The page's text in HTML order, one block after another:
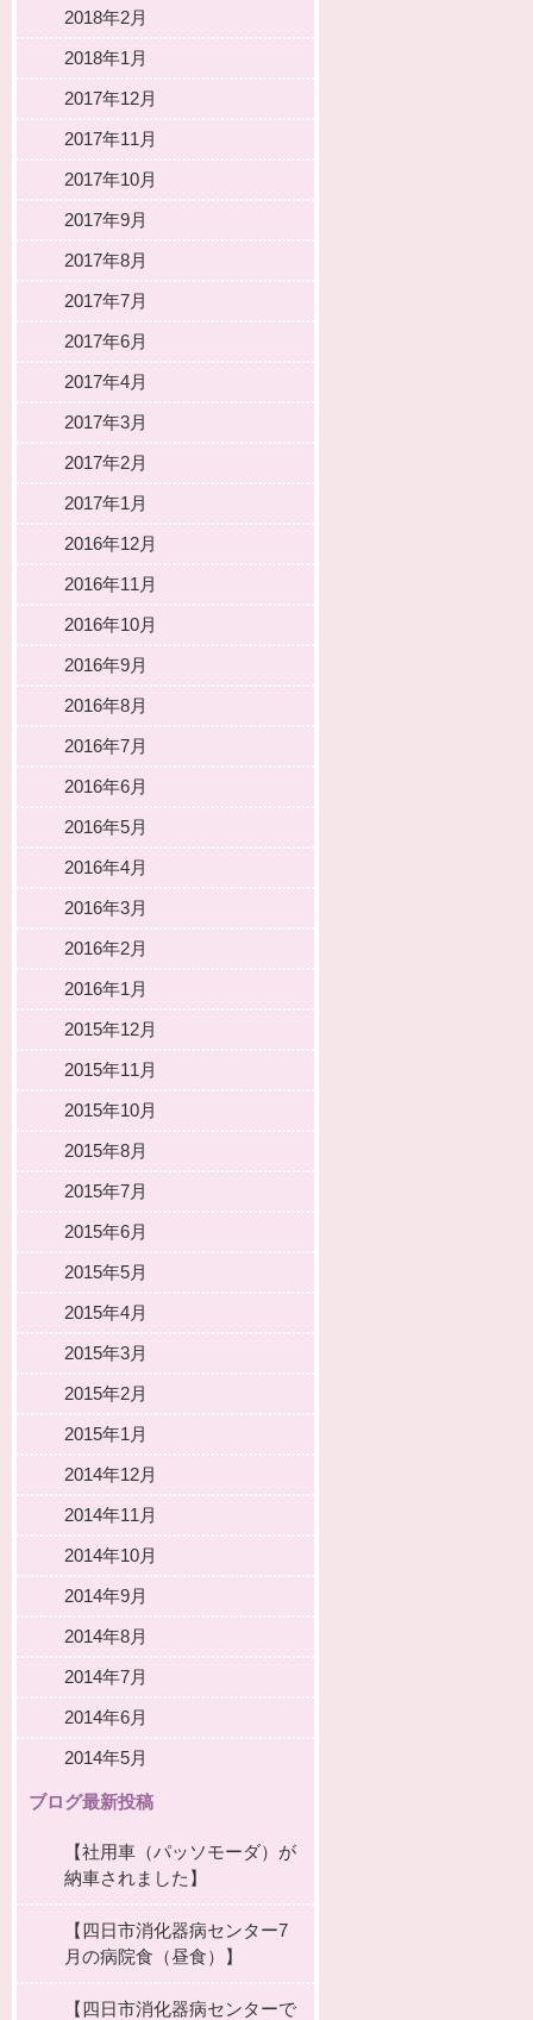
2018年2月
2018年1月
2017年12月
2017年11月
2017年10月
2017年9月
2017年8月
2017年7月
2017年6月
2017年4月
2017年3月
2017年2月
2017年1月
2016年12月
2016年11月
2016年10月
2016年9月
2016年8月
2016年7月
2016年6月
2016年5月
2016年4月
2016年3月
2016年2月
2016年1月
2015年12月
2015年11月
2015年10月
2015年8月
2015年7月
2015年6月
2015年5月
2015年4月
2015年3月
2015年2月
2015年1月
2014年12月
2014年11月
2014年10月
2014年9月
2014年8月
2014年7月
2014年6月
2014年5月
ブログ最新投稿
【社用車（パッソモーダ）が
納車されました】
【四日市消化器病センター7
月の病院食（昼食）】
【四日市消化器病センターで